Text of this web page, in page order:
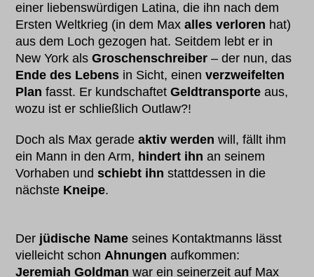
einer liebenswürdigen Latina, die ihn nach dem
Ersten Weltkrieg (in dem Maxalles verloren hat)
aus dem Loch gezogen hat. Seitdem lebt er in
New York alsGroschenschreiber – der nun, das
Ende des Lebens in Sicht, einenverzweifelten
Plan fasst. Er kundschaftetGeldtransporte aus,
wozu ist er schließlich Outlaw?!
Doch als Max geradeaktiv werden will, fällt ihm
ein Mann in den Arm, hindert ihn an seinem
Vorhaben undschiebt ihn stattdessen in die
nächste Kneipe.
Der jüdische Name seines Kontaktmanns lässt
vielleicht schonAhnungen aufkommen:
Jeremiah Goldman war ein seinerzeit auf Max